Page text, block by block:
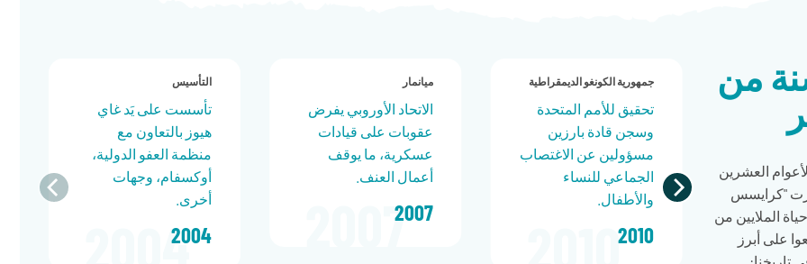
من
العشرين
"كرايسس
الملايين من
على أبرز
التأسيس
تأسست على يَد غاي
هيوز بالتعاون مع
منظمة العفو الدولية،
أوكسفام، وجهات
أخرى.
2004
ميانمار
الاتحاد الأوروبي يفرض
عقوبات على قيادات
عسكرية، ما يوقف
أعمال العنف.
2007
جمهورية الكونغو الديمقراطية
تحقيق للأمم المتحدة
وسجن قادة بارزين
مسؤولين عن الاغتصاب
الجماعي للنساء
والأطفال.
2010
حظر